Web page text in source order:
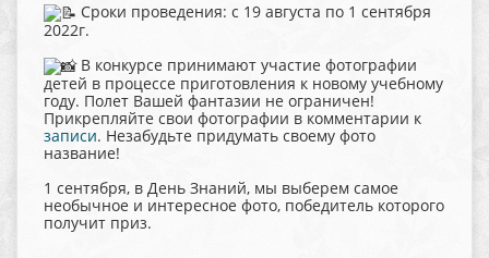
Сроки проведения: с 19 августа по 1 сентября
2022г.
В конкурсе принимают участие фотографии
детей в процессе приготовления к новому учебному
году. Полет Вашей фантазии не ограничен!
Прикрепляйте свои фотографии в комментарии к
записи. Незабудьте придумать своему фото
название!
1 сентября, в День Знаний, мы выберем самое
необычное и интересное фото, победитель которого
получит приз.